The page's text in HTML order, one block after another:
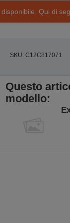
Qui di
SKU: C12C817071
Questo
modello: